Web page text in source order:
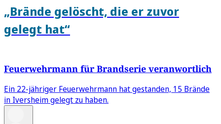
„Brände gelöscht, die er zuvor
gelegt hat“
Feuerwehrmann für Brandserie veranwortlich
Ein 22-jähriger Feuerwehrmann hat gestanden, 15 Brände
in Iversheim gelegt zu haben.